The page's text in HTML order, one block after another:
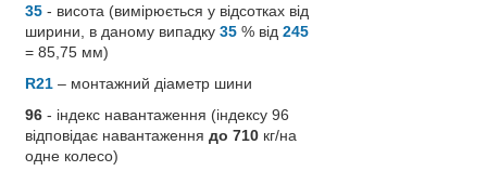
35 - висота (вимірюється у відсотках від
ширини, в даному випадку 35 % від 245
= 85,75 мм)
R21 – монтажний діаметр шини
96 - індекс навантаження (індексу 96
відповідає навантаження до 710 кг/на
одне колесо)